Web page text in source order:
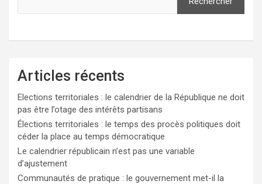
Articles récents
Elections territoriales : le calendrier de la République ne doit
pas être l’otage des intérêts partisans
Élections territoriales : le temps des procès politiques doit
céder la place au temps démocratique
Le calendrier républicain n’est pas une variable
d’ajustement
Communautés de pratique : le gouvernement met-il la